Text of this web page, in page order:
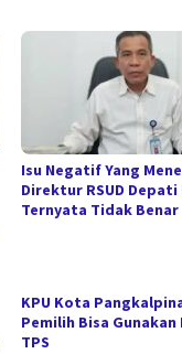
Isu Negatif Yang
Direktur RSUD Depati
Ternyata Tidak Benar
KPU Kota
Pemilih Bisa Gunakan
TPS